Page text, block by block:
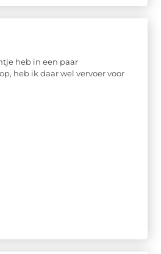
heb in een paar
heb ik daar wel vervoer voor